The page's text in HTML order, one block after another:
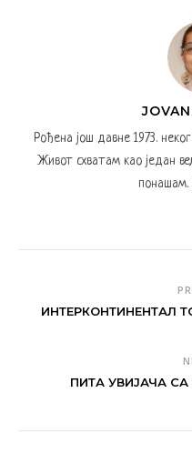
Рођена још давне 1973.
Живот схватам као један
понашам.
ИНТЕРКОНТИНЕНТАЛ
ПИТА УВИЈАЧА